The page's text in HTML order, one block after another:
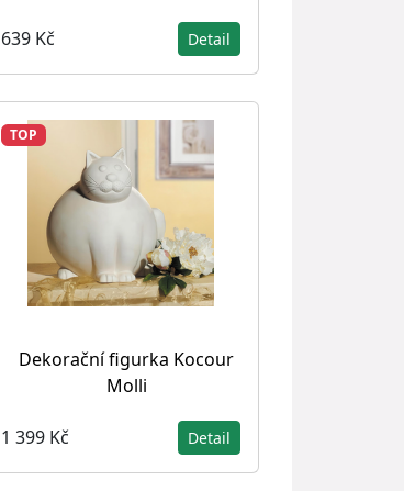
639 Kč Detail
TOP
Dekorační figurka Kocour
Molli
1 399 Kč Detail